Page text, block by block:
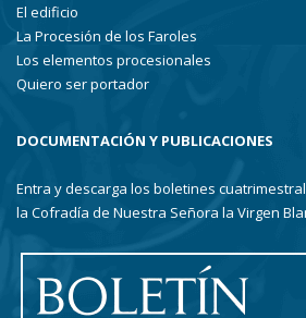
El edificio
La Procesión de los Faroles
Los elementos procesionales
Quiero ser portador
DOCUMENTACIÓN Y PUBLICACIONES
Entra y descarga los boletines
la Cofradía de Nuestra Señora la Virgen